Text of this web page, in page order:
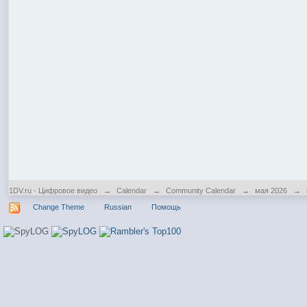
1DV.ru - Цифровое видео → Calendar → Community Calendar → мая 2026 →
Change Theme
Russian Помощь